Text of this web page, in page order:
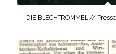
DIE BLECHTROMMEL //